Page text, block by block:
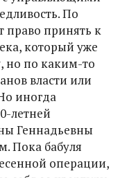
По
право принять к
который уже
но по каким-то
власти или
иногда
летней
Геннадьевны
Пока бабуля
операции,